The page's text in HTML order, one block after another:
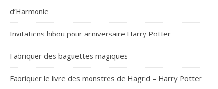
d’Harmonie
Invitations hibou pour anniversaire Harry Potter
Fabriquer des baguettes magiques
Fabriquer le livre des monstres de Hagrid – Harry Potter